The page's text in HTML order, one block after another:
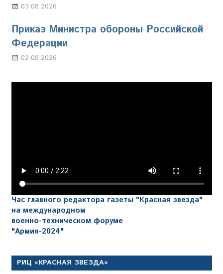
03.08.2026
Приказ Министра обороны Российской
Федерации
02.08.2026
Час главного редактора газеты "Красная звезда"
на международном
военно-техническом форуме
"Армия-2024"
РИЦ «КРАСНАЯ ЗВЕЗДА»